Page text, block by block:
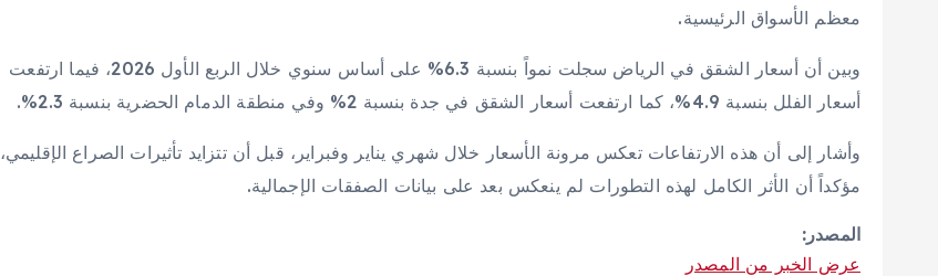
معظم الأسواق الرئيسية.
وبين أن أسعار الشقق في الرياض سجلت نمواً بنسبة 6.3% على أساس سنوي خلال الربع الأول 2026، فيما ارتفعت
أسعار الفلل بنسبة 4.9%، كما ارتفعت أسعار الشقق في جدة بنسبة 2% وفي منطقة الدمام الحضرية بنسبة 2.3%.
وأشار إلى أن هذه الارتفاعات تعكس مرونة الأسعار خلال شهري يناير وفبراير، قبل أن تتزايد تأثيرات الصراع الإقليمي،
مؤكداً أن الأثر الكامل لهذه التطورات لم ينعكس بعد على بيانات الصفقات الإجمالية.
المصدر:
عرض الخبر من المصدر